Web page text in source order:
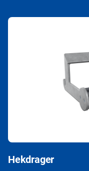
Hekdrager